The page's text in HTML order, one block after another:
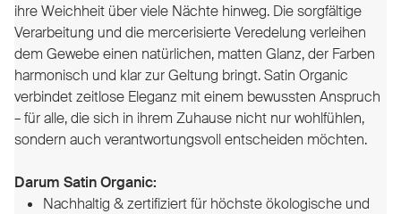
ihre Weichheit über viele Nächte hinweg. Die sorgfältige
Verarbeitung und die mercerisierte Veredelung verleihen
dem Gewebe einen natürlichen, matten Glanz, der Farben
harmonisch und klar zur Geltung bringt. Satin Organic
verbindet zeitlose Eleganz mit einem bewussten Anspruch
– für alle, die sich in ihrem Zuhause nicht nur wohlfühlen,
sondern auch verantwortungsvoll entscheiden möchten.
Darum Satin Organic:
Nachhaltig & zertifiziert für höchste ökologische und